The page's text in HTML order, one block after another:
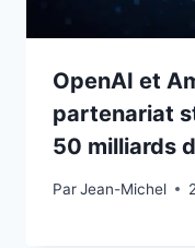
OpenAI et
partenariat
50 milliards
ParJean-Michel
27 février 2026